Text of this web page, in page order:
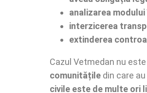
analizarea
interzicerea
extinderea
Cazul Vetmedan nu
comunitățile din care
civile este de multe